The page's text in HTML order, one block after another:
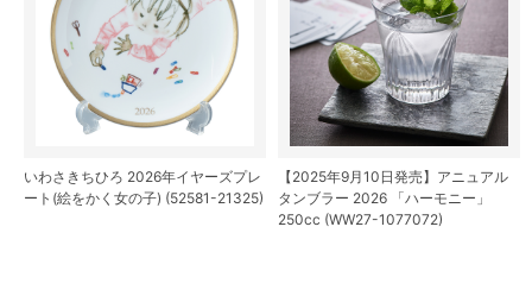
いわさきちひろ 2026年イヤーズプレ
ート(絵をかく女の子) (52581-21325)
【2025年9月10日発売】アニュアル
タンブラー 2026 「ハーモニー」
250cc (WW27-1077072)